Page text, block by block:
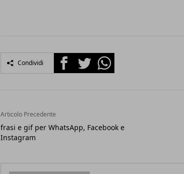
Condividi FacebookTwitterWhatsapp
Articolo Precedente
frasi e gif per WhatsApp, Facebook e
Instagram